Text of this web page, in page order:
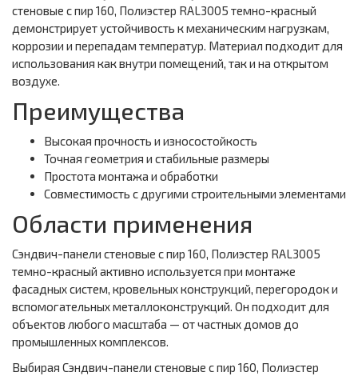
стеновые с пир 160, Полиэстер RAL3005 темно-красный
демонстрирует устойчивость к механическим нагрузкам,
коррозии и перепадам температур. Материал подходит для
использования как внутри помещений, так и на открытом
воздухе.
Преимущества
Высокая прочность и износостойкость
Точная геометрия и стабильные размеры
Простота монтажа и обработки
Совместимость с другими строительными элементами
Области применения
Сэндвич-панели стеновые с пир 160, Полиэстер RAL3005
темно-красный активно используется при монтаже
фасадных систем, кровельных конструкций, перегородок и
вспомогательных металлоконструкций. Он подходит для
объектов любого масштаба — от частных домов до
промышленных комплексов.
Выбирая Сэндвич-панели стеновые с пир 160, Полиэстер